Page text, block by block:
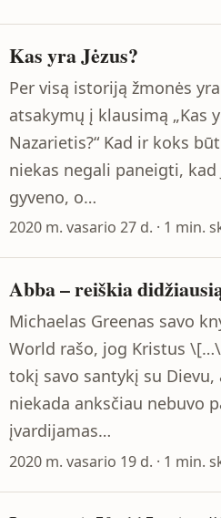
Kas yra Jėzus?
Per visą istoriją žmonės
atsakymų į klausimą „Kas
Nazarietis?“ Kad ir koks
niekas negali paneigti, kad
gyveno, o…
2020 m. vasario 27 d. · 1 min.
Abba – reiškia
Michaelas Greenas savo
World rašo, jog Kristus
tokį savo santykį su Dievu,
niekada anksčiau nebuvo
įvardijamas…
2020 m. vasario 19 d. · 1 min.